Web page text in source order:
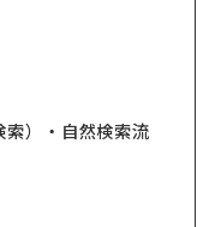
）・自然検索流